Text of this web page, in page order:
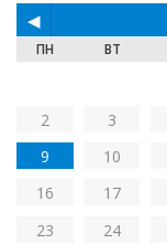
◀
ПН ВТ
2
3
9
10
16
17
23
24